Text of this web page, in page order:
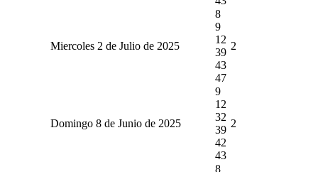
Miercoles 2 de Julio de 2025
8
9
12
39
43
47
2
Domingo 8 de Junio de 2025
9
12
32
39
42
43
2
8